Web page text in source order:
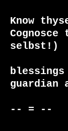
Know
selbst!)
guardian
-- = --